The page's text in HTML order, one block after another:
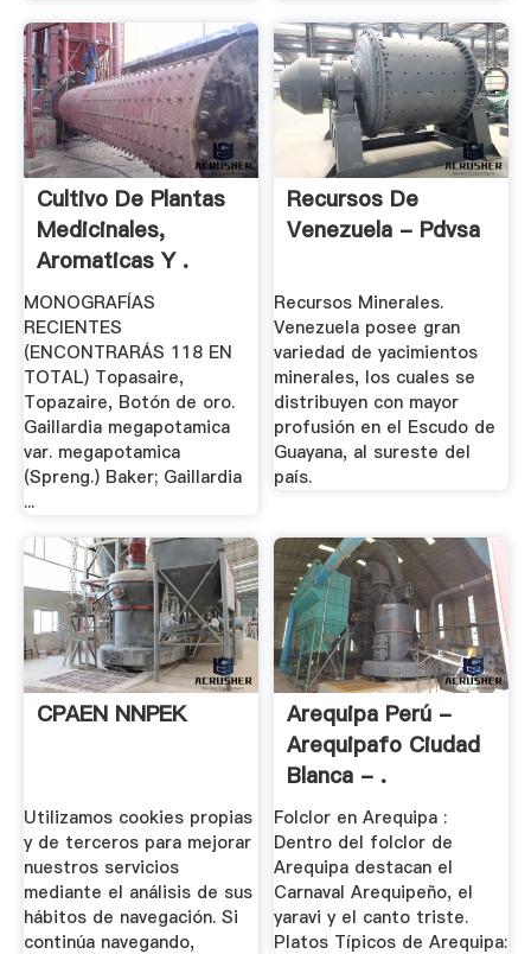
Cultivo De Plantas
Medicinales,
Aromaticas Y .
MONOGRAFÍAS
RECIENTES
(ENCONTRARÁS 118 EN
TOTAL) Topasaire,
Topazaire, Botón de oro.
Gaillardia megapotamica
var. megapotamica
(Spreng.) Baker; Gaillardia
...
Recursos De
Venezuela - Pdvsa
Recursos Minerales.
Venezuela posee gran
variedad de yacimientos
minerales, los cuales se
distribuyen con mayor
profusión en el Escudo de
Guayana, al sureste del
país.
CPAEN NNPEK
Utilizamos cookies propias
y de terceros para mejorar
nuestros servicios
mediante el análisis de sus
hábitos de navegación. Si
continúa navegando,
Arequipa Perú -
Arequipafo Ciudad
Blanca - .
Folclor en Arequipa :
Dentro del folclor de
Arequipa destacan el
Carnaval Arequipeño, el
yaravi y el canto triste.
Platos Típicos de Arequipa: